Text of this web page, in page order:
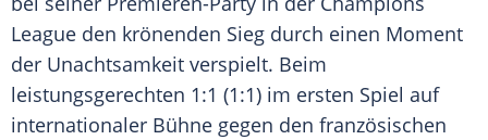
League den krönenden Sieg durch einen Moment
der Unachtsamkeit verspielt. Beim
leistungsgerechten 1:1 (1:1) im ersten Spiel auf
internationaler Bühne gegen den französischen